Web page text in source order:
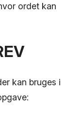
ordet kan
kan bruges i